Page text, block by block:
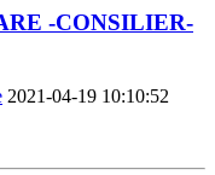
-CONSILIER-
2021-04-19 10:10:52